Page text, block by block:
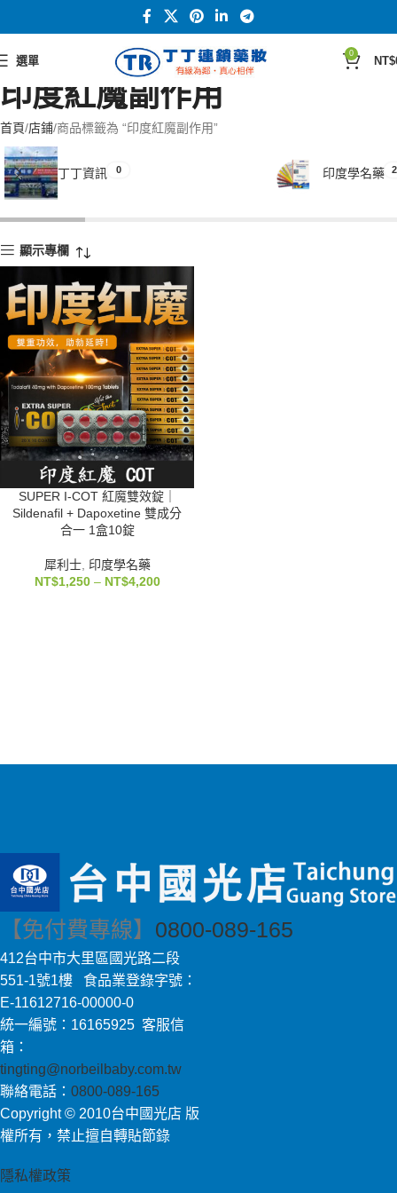
選單
0
NT$
印度紅魔副作用
首頁 店鋪 商品標籤為 “印度紅魔副作用”
丁丁資訊 0 印度學名藥
顯示專欄
SUPER I-COT 紅魔雙效錠｜
Sildenafil + Dapoxetine 雙成分
合一 1盒10錠
犀利士, 印度學名藥
NT$1,250 – NT$4,200
【免付費專線】 0800-089-165
412台中市大里區國光路二段
551-1號1樓 食品業登錄字號：
E-11612716-00000-0
統一編號：16165925 客服信
箱：
tingting@norbeilbaby.com.tw
聯絡電話： 0800-089-165
Copyright © 2010台中國光店 版
權所有，禁止擅自轉貼節錄
隱私權政策